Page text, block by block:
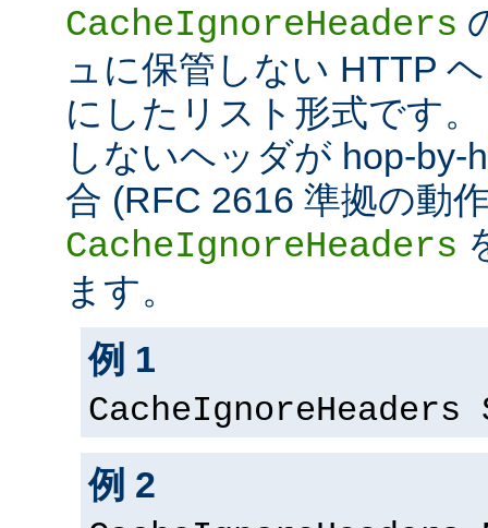
CacheIgnoreHeaders
ュに保管しない HTTP
にしたリスト形式です
しないヘッダが hop-by-
合 (RFC 2616 準拠の動
CacheIgnoreHeaders
ます。
例 1
CacheIgnoreHeaders
例 2